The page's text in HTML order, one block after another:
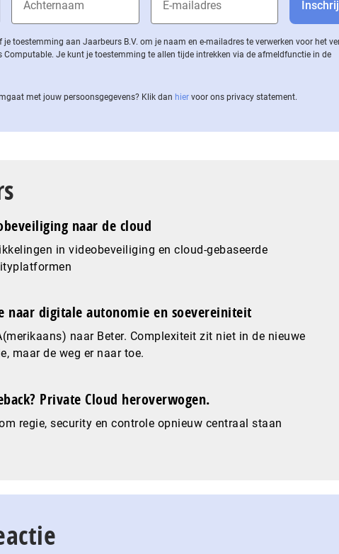
je toestemming aan Jaarbeurs B.V. om je naam en e-mailadres te verwerken voor het
Computable. Je kunt je toestemming te allen tijde intrekken via de af­meld­func­tie in de
met jouw per­soons­ge­ge­vens? Klik dan hier voor ons privacy statement.
naar de cloud
in videobeveiliging en cloud-gebaseerde
naar digitale autonomie en soevereiniteit
naar Beter. Complexiteit zit niet in de nieuwe
maar de weg er naar toe.
Private Cloud heroverwogen.
regie, security en controle opnieuw centraal staan